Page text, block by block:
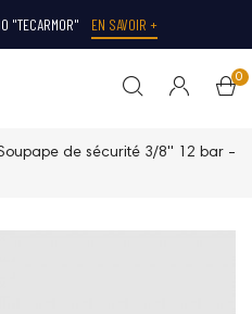
"TECARMOR" EN SAVOIR +
0
de sécurité 3/8'' 12 bar -